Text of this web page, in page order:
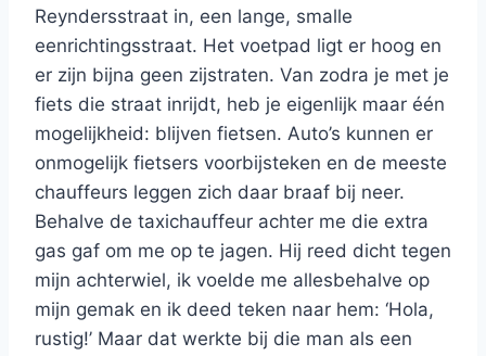
Reyndersstraat in, een lange, smalle
eenrichtingsstraat. Het voetpad ligt er hoog en
er zijn bijna geen zijstraten. Van zodra je met je
fiets die straat inrijdt, heb je eigenlijk maar één
mogelijkheid: blijven fietsen. Auto’s kunnen er
onmogelijk fietsers voorbijsteken en de meeste
chauffeurs leggen zich daar braaf bij neer.
Behalve de taxichauffeur achter me die extra
gas gaf om me op te jagen. Hij reed dicht tegen
mijn achterwiel, ik voelde me allesbehalve op
mijn gemak en ik deed teken naar hem: ‘Hola,
rustig!’ Maar dat werkte bij die man als een